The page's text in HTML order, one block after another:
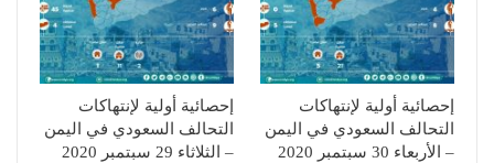
إحصائية أولية لإنتهاكات
التحالف السعودي في اليمن
– الأربعاء 30 سبتمبر 2020
إحصائية أولية لإنتهاكات
التحالف السعودي في اليمن
– الثلاثاء 29 سبتمبر 2020